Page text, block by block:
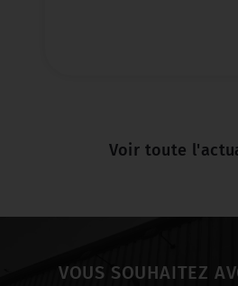
Voir toute
VOUS SOUHAITEZ